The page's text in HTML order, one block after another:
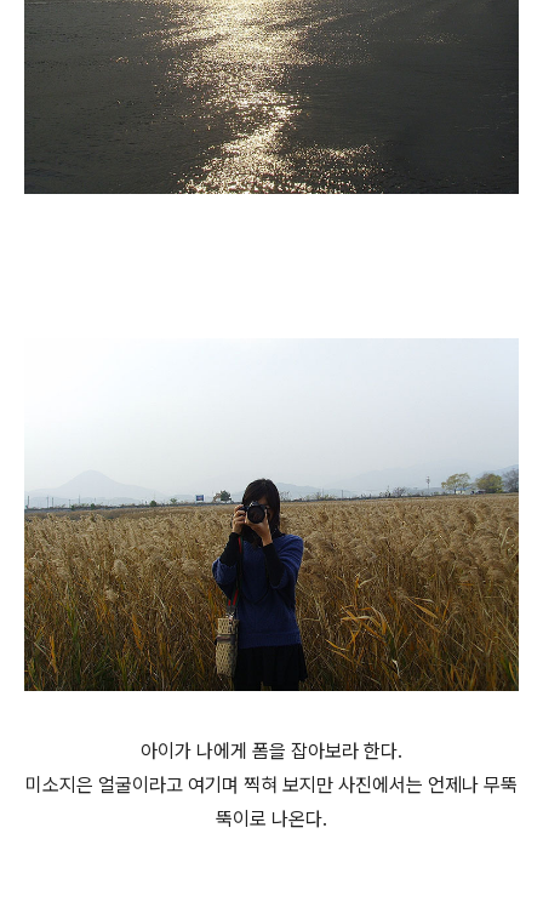
아이가 나에게 폼을 잡아보라 한다.
미소지은 얼굴이라고 여기며 찍혀 보지만 사진에서는 언제나 무뚝
뚝이로 나온다.